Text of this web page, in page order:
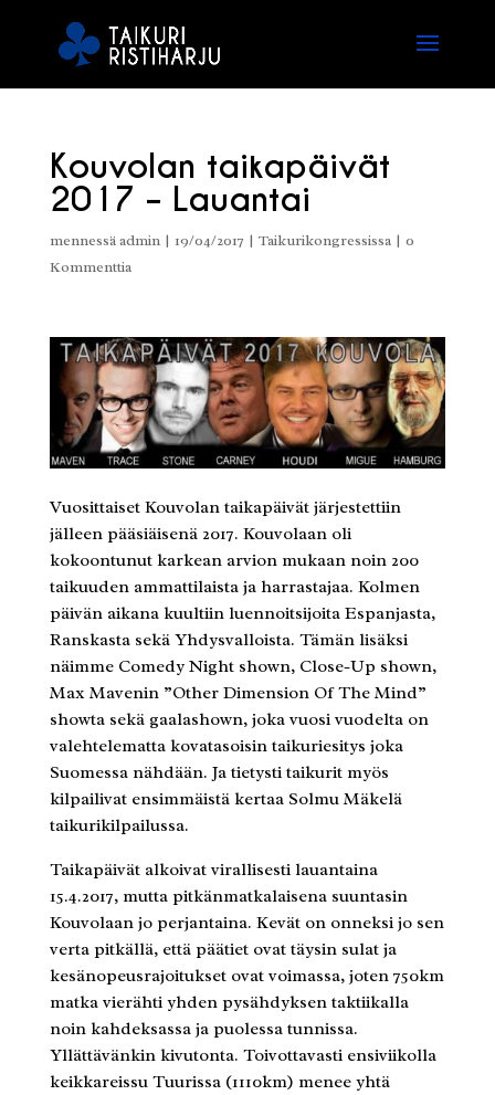
Kouvolan taikapäivät
2017 – Lauantai
mennessäadmin| 19/04/2017| Taikurikongressissa| 0
Kommenttia
Vuosittaiset Kouvolan taikapäivät järjestettiin
jälleen pääsiäisenä 2017. Kouvolaan oli
kokoontunut karkean arvion mukaan noin 200
taikuuden ammattilaista ja harrastajaa. Kolmen
päivän aikana kuultiin luennoitsijoita Espanjasta,
Ranskasta sekä Yhdysvalloista. Tämän lisäksi
näimme Comedy Night shown, Close-Up shown,
Max Mavenin ”Other Dimension Of The Mind”
showta sekä gaalashown, joka vuosi vuodelta on
valehtelematta kovatasoisin taikuriesitys joka
Suomessa nähdään. Ja tietysti taikurit myös
kilpailivat ensimmäistä kertaa Solmu Mäkelä
taikurikilpailussa.
Taikapäivät alkoivat virallisesti lauantaina
15.4.2017, mutta pitkänmatkalaisena suuntasin
Kouvolaan jo perjantaina. Kevät on onneksi jo sen
verta pitkällä, että päätiet ovat täysin sulat ja
kesänopeusrajoitukset ovat voimassa, joten 750km
matka vierähti yhden pysähdyksen taktiikalla
noin kahdeksassa ja puolessa tunnissa.
Yllättävänkin kivutonta. Toivottavasti ensiviikolla
keikkareissu Tuurissa (1110km) menee yhtä